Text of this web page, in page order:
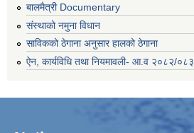
बालमैत्री Documentary
संस्थाको नमुना विधान
साविकको ठेगाना अनुसार हालको ठेगाना
ऐन, कार्यविधि तथा नियमावली- आ.व २०८२/०८३